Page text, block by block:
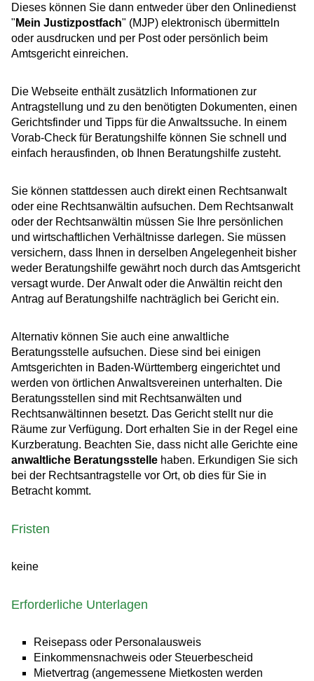
Dieses können Sie dann entweder über den Onlinedienst
" Mein Justizpostfach" (MJP) elektronisch übermitteln
oder ausdrucken und per Post oder persönlich beim
Amtsgericht einreichen.
Die Webseite enthält zusätzlich Informationen zur
Antragstellung und zu den benötigten Dokumenten, einen
Gerichtsfinder und Tipps für die Anwaltssuche. In einem
Vorab-Check für Beratungshilfe können Sie schnell und
einfach herausfinden, ob Ihnen Beratungshilfe zusteht.
Sie können stattdessen auch direkt einen Rechtsanwalt
oder eine Rechtsanwältin aufsuchen. Dem Rechtsanwalt
oder der Rechtsanwältin müssen Sie Ihre persönlichen
und wirtschaftlichen Verhältnisse darlegen. Sie müssen
versichern, dass Ihnen in derselben Angelegenheit bisher
weder Beratungshilfe gewährt noch durch das Amtsgericht
versagt wurde. Der Anwalt oder die Anwältin reicht den
Antrag auf Beratungshilfe nachträglich bei Gericht ein.
Alternativ können Sie auch eine anwaltliche
Beratungsstelle aufsuchen. Diese sind bei einigen
Amtsgerichten in Baden-Württemberg eingerichtetund
werden von örtlichen Anwaltsvereinen unterhalten. Die
Beratungsstellen sind mit Rechtsanwälten und
Rechtsanwältinnen besetzt. Das Gericht stellt nur die
Räume zur Verfügung. Dort erhalten Sie in der Regel eine
Kurzberatung. Beachten Sie, dass nicht alle Gerichte eine
anwaltliche Beratungsstelle haben. Erkundigen Sie sich
bei der Rechtsantragstelle vor Ort, ob dies für Sie in
Betracht kommt.
Fristen
keine
Erforderliche Unterlagen
Reisepass oder Personalausweis
Einkommensnachweis oder Steuerbescheid
Mietvertrag (angemessene Mietkosten werden